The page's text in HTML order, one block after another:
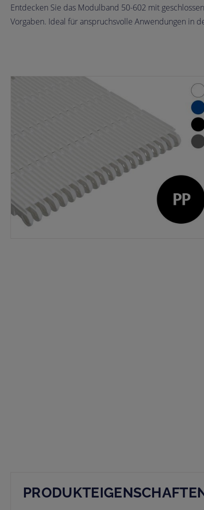
Entdecken Sie das Modulband 50-602 mit
Vorgaben. Ideal für anspruchsvolle Anwendungen in
Bildergalerie überspringen